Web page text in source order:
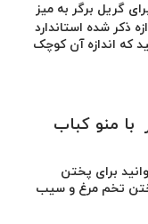
میز
ذکر شده استاندارد
که اندازه آن کوچک
با منو کباب
برای پختن
تخم مرغ و سیب